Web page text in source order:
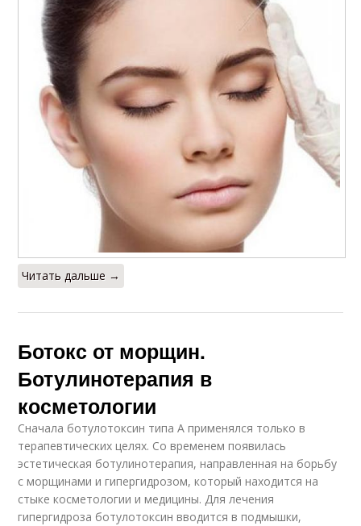
Читать дальше →
Ботокс от морщин.
Ботулинотерапия в
косметологии
Сначала ботулотоксин типа А применялся только в
терапевтических целях. Со временем появилась
эстетическая ботулинотерапия, направленная на борьбу
с морщинами и гипергидрозом, который находится на
стыке косметологии и медицины. Для лечения
гипергидроза ботулотоксин вводится в подмышки,